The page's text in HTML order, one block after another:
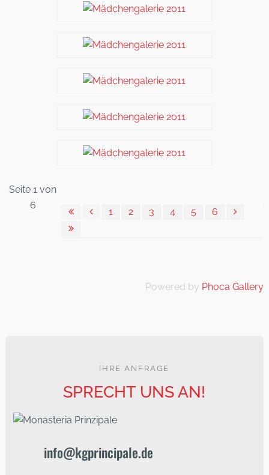
Seite 1 von
6
1 2 3 4 5 6
Powered by Phoca Gallery
IHRE ANFRAGE
SPRECHT UNS AN!
info@kgprincipale.de